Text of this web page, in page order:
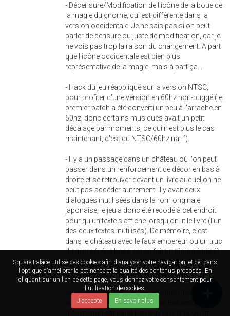
Square Palace utilise des cookies afin d'analyser votre navigation, et ce, dans
l'optique d'améliorer la petinence et la qualité des contenus proposés. En
cliquant sur un lien de cette page, vous donnez votre consentement pour
l'utilisation de cookies.
J'accepte
En savoir plus
- Décensure/Modification de l'icône de la boue de
la magie du gnome, qui est différente dans la
version occidentale. Je ne sais pas si on peut
parler de censure ou juste de modification, car je
ne vois pas trop la raison du changement. A part
que l'icône occidentale est bien plus
représentative de la magie, mais à part ça...
- Hack du jeu réappliqué sur la version NTSC,
pour profiter d'une version en 60hz non-buggé (le
premier patch a été converti un peu à l'arrache en
60hz, donc certains musiques avait un petit
décalage par moments, ce qui n'est plus le cas
maintenant, c'est du NTSC/60hz natif).
- Il y a un passage dans un château où l'on peut
passer dans un renforcement de décor en bas à
droite et se retrouver devant un livre auquel on ne
peut pas accéder autrement. Il y avait deux
dialogues inutilisées dans la rom originale
japonaise, le jeu a donc été recodé à cet endroit
pour qu'un texte s'affiche lorsqu'on lit le livre (l'un
des deux textes inutilisés). De mémoire, c'est
dans le château avec le faux empereur ou un truc
du genre (où le boss est en fait un ninja déguisé)
et le texte en question indique justement la
supercherie du boss avant de l'affronter.
Sinon, le script n'a pas été retraduit (même si ça
aurait pu être refait par Le Noble Bahamut ou